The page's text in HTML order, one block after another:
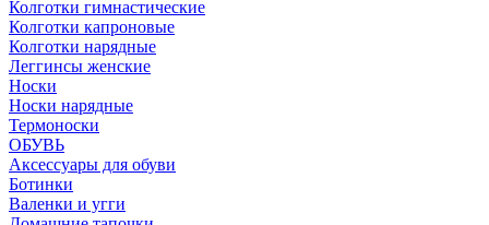
Колготки гимнастические
Колготки капроновые
Колготки нарядные
Леггинсы женские
Носки
Носки нарядные
Термоноски
ОБУВЬ
Аксессуары для обуви
Ботинки
Валенки и угги